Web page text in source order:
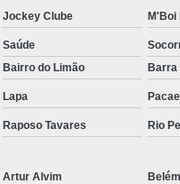
Jockey Clube M'Boi
Saúde
Bairro do Limão Barra
Lapa
Raposo Tavares Rio
Artur Alvim Belém